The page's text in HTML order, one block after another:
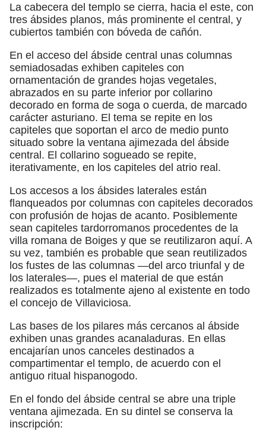
La cabecera del templo se cierra, hacia el este, con
tres ábsides planos, más prominente el central, y
cubiertos también con bóveda de cañón.
En el acceso del ábside central unas columnas
semiadosadas exhiben capiteles con
ornamentación de grandes hojas vegetales,
abrazados en su parte inferior por collarino
decorado en forma de soga o cuerda, de marcado
carácter asturiano. El tema se repite en los
capiteles que soportan el arco de medio punto
situado sobre la ventana ajimezada del ábside
central. El collarino sogueado se repite,
iterativamente, en los capiteles del atrio real.
Los accesos a los ábsides laterales están
flanqueados por columnas con capiteles decorados
con profusión de hojas de acanto. Posiblemente
sean capiteles tardorromanos procedentes de la
villa romana de Boiges y que se reutilizaron aquí. A
su vez, también es probable que sean reutilizados
los fustes de las columnas —del arco triunfal y de
los laterales—, pues el material de que están
realizados es totalmente ajeno al existente en todo
el concejo de Villaviciosa.
Las bases de los pilares más cercanos al ábside
exhiben unas grandes acanaladuras. En ellas
encajarían unos canceles destinados a
compartimentar el templo, de acuerdo con el
antiguo ritual hispanogodo.
En el fondo del ábside central se abre una triple
ventana ajimezada. En su dintel se conserva la
inscripción: